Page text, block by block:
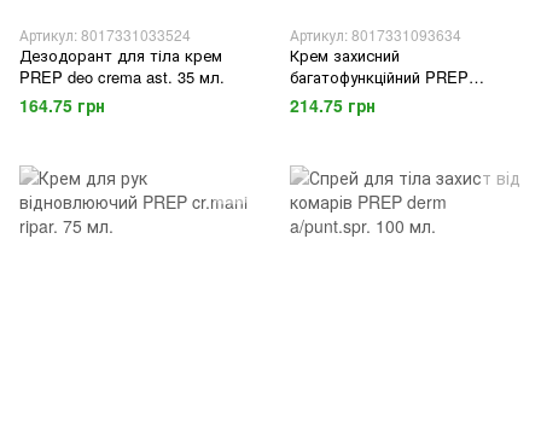
Артикул: 8017331033524
Дезодорант для тіла крем
PREP deo crema ast. 35 мл.
164.75 грн
Артикул: 8017331093634
Крем захисний
багатофункційний PREP
cr.dermoprot.vaso 75 мл.
214.75 грн